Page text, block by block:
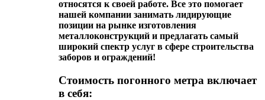
относятся к своей работе. Все это помогает
нашей компании занимать лидирующие
позиции на рынке изготовления
металлоконструкций и предлагать самый
широкий спектр услуг в сфере строительства
заборов и ограждений!
Стоимость погонного метра включает
в себя: